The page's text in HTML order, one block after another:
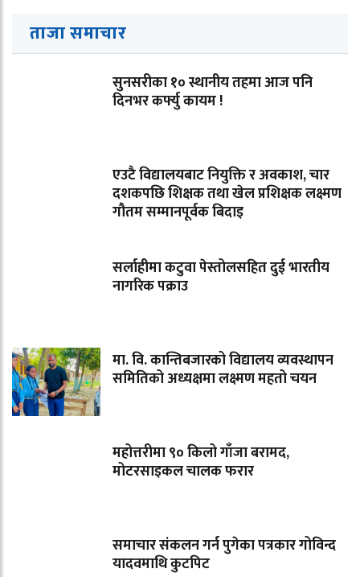
ताजा समाचार
सुनसरीका १० स्थानीय तहमा आज पनि
दिनभर कर्फ्यु कायम !
एउटै विद्यालयबाट नियुक्ति र अवकाश, चार
दशकपछि शिक्षक तथा खेल प्रशिक्षक लक्ष्मण
गौतम सम्मानपूर्वक बिदाइ
सर्लाहीमा कटुवा पेस्तोलसहित दुई भारतीय
नागरिक पक्राउ
मा. वि. कान्तिबजारको विद्यालय व्यवस्थापन
समितिको अध्यक्षमा लक्ष्मण महतो चयन
महोत्तरीमा ९० किलो गाँजा बरामद,
मोटरसाइकल चालक फरार
समाचार संकलन गर्न पुगेका पत्रकार गोविन्द
यादवमाथि कुटपिट